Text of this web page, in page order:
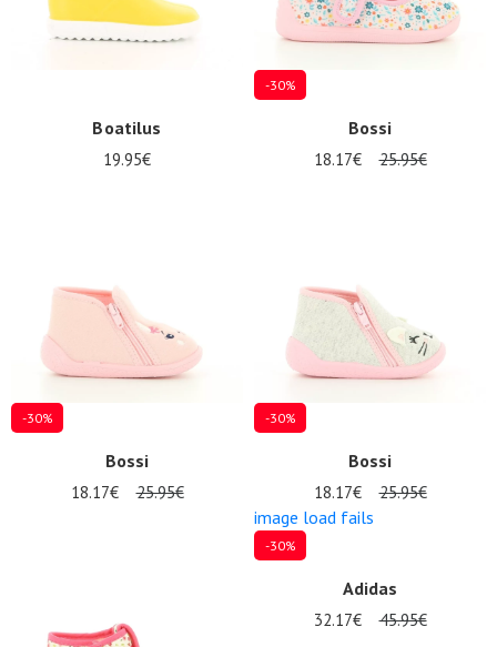
Cadeaubon
Boatilus
19.95€
-30%
Bossi
18.17€ 25.95€
-30%
Bossi
18.17€ 25.95€
-30%
Bossi
18.17€ 25.95€
image load fails
-30%
Adidas
32.17€ 45.95€